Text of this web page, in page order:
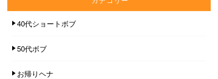
40代ショートボブ
50代ボブ
お帰りヘナ